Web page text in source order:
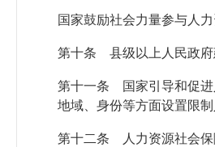
国家鼓励社会力量参与人力
第十条 县级以上人民政府
第十一条 国家引导和促进
地域、身份等方面设置限制
第十二条 人力资源社会保